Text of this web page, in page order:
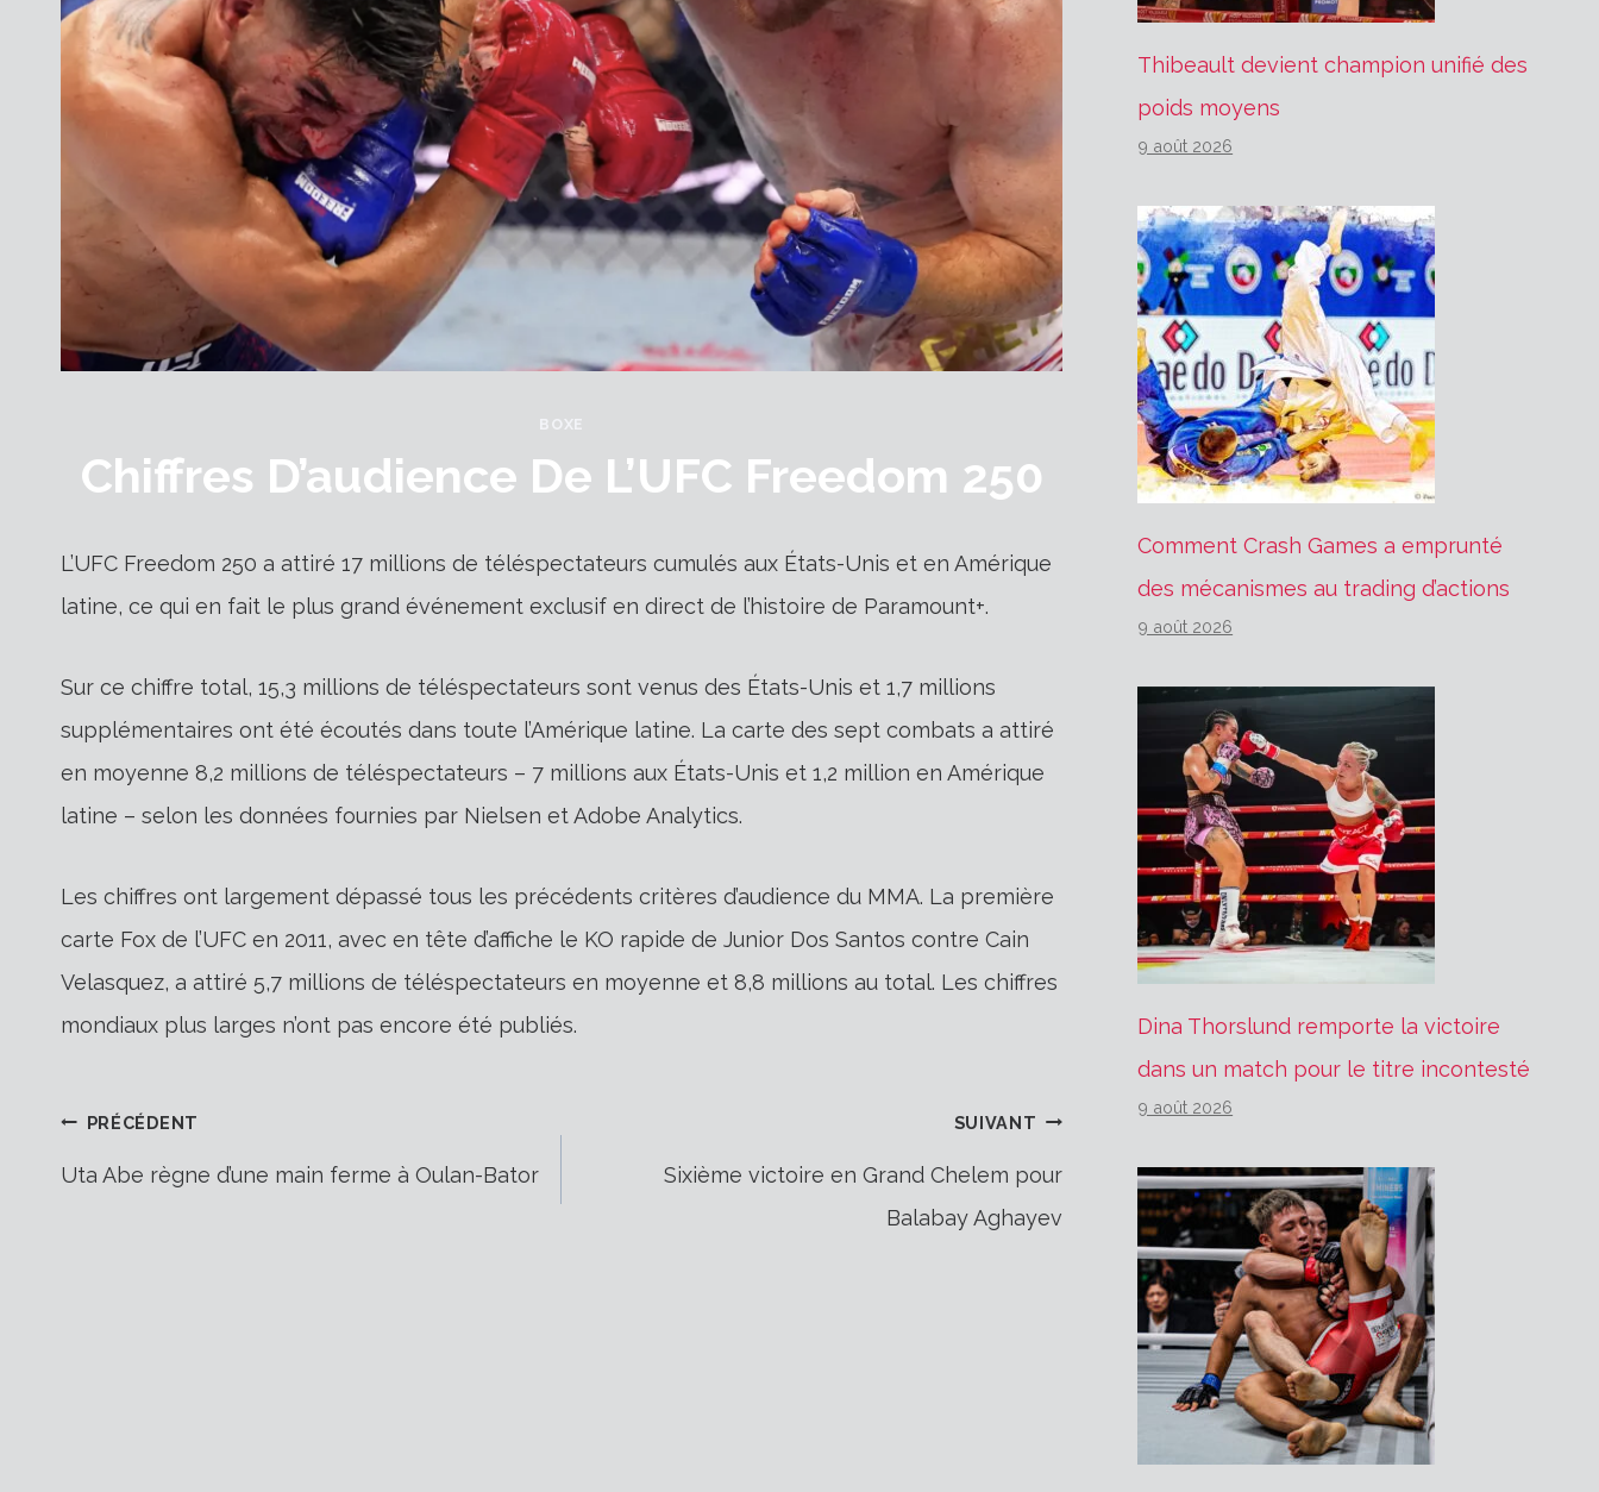
BOXE
Chiffres D’audience De L’UFC Freedom 250
L’UFC Freedom 250 a attiré 17 millions de téléspectateurs cumulés aux États-Unis et en Amérique
latine, ce qui en fait le plus grand événement exclusif en direct de l’histoire de Paramount+.
Sur ce chiffre total, 15,3 millions de téléspectateurs sont venus des États-Unis et 1,7 millions
supplémentaires ont été écoutés dans toute l’Amérique latine. La carte des sept combats a attiré
en moyenne 8,2 millions de téléspectateurs – 7 millions aux États-Unis et 1,2 million en Amérique
latine – selon les données fournies par Nielsen et Adobe Analytics.
Les chiffres ont largement dépassé tous les précédents critères d’audience du MMA. La première
carte Fox de l’UFC en 2011, avec en tête d’affiche le KO rapide de Junior Dos Santos contre Cain
Velasquez, a attiré 5,7 millions de téléspectateurs en moyenne et 8,8 millions au total. Les chiffres
mondiaux plus larges n’ont pas encore été publiés.
Navigation
PRÉCÉDENT
Uta Abe règne d’une main ferme à Oulan-Bator
SUIVANT
Sixième victoire en Grand Chelem pour
Balabay Aghayev
Thibeault devient champion unifié des
poids moyens
9 août 2026
Comment Crash Games a emprunté
des mécanismes au trading d’actions
9 août 2026
Dina Thorslund remporte la victoire
dans un match pour le titre incontesté
9 août 2026